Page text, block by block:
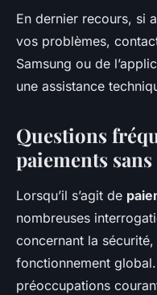
En dernier recours, si
vos problèmes,
Samsung ou de
une assistance
Questions
paiements
Lorsqu’il s’agit de
nombreuses
concernant la
fonctionnement
préoccupations